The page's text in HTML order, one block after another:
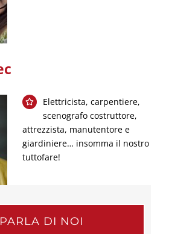
Elettricista, carpentiere,
scenografo costruttore,
attrezzista, manutentore e
giardiniere… insomma il nostro
tuttofare!
DI NOI